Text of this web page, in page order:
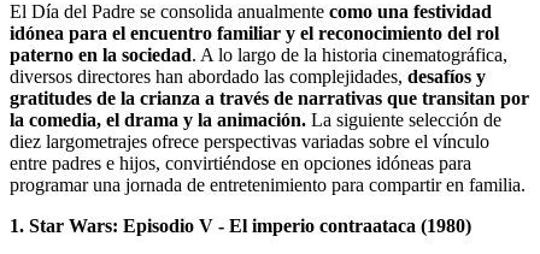
El Día del Padre se consolida anualmente como una festividad
idónea para el encuentro familiar y el reconocimiento del rol
paterno en la sociedad. A lo largo de la historia cinematográfica,
diversos directores han abordado las complejidades, desafíos y
gratitudes de la crianza a través de narrativas que transitan por
la comedia, el drama y la animación. La siguiente selección de
diez largometrajes ofrece perspectivas variadas sobre el vínculo
entre padres e hijos, convirtiéndose en opciones idóneas para
programar una jornada de entretenimiento para compartir en familia.
1. Star Wars: Episodio V - El imperio contraataca (1980)